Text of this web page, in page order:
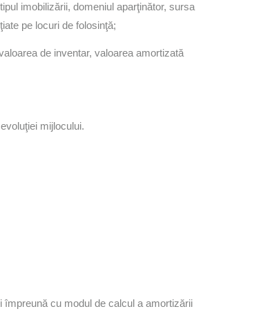
imobilizării, domeniul aparţinător, sursa
pe locuri de folosinţă;
de inventar, valoarea amortizată
mijlocului.
cu modul de calcul a amortizării